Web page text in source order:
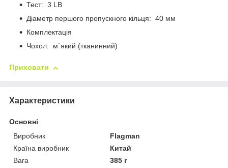
Тест: 3 LB
Діаметр першого пропускного кільця: 40 мм
Комплектація
Чохол: м`який (тканинний)
Приховати
Характеристики
Основні
Виробник
Flagman
Країна виробник
Китай
Вага
385 г